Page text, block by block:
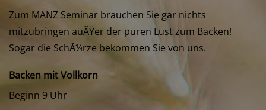
Zum MANZ Seminar brauchen Sie gar nichts
mitzubringen auÃŸer der puren Lust zum Backen!
Sogar die SchÃ¼rze bekommen Sie von uns.
Backen mit Vollkorn
Beginn 9 Uhr